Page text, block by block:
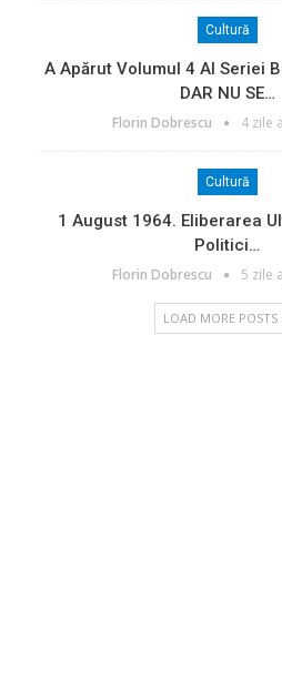
Cultură
A Apărut Volumul 4 Al Seriei
DAR NU SE…
Florin Dobrescu 4 zile
Cultură
1 August 1964. Eliberarea
Politici…
Florin Dobrescu 5 zile
LOAD MORE POSTS